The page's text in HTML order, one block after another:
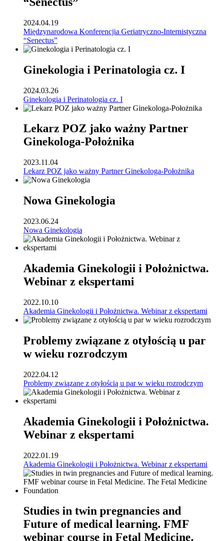
2024.04.19
Międzynarodowa Konferencjia Geriatryczno-Internistyczna
“Senectus”
Ginekologia i Perinatologia cz. I
2024.03.26
Ginekologia i Perinatologia cz. I
Lekarz POZ jako ważny Partner
Ginekologa-Położnika
2023.11.04
Lekarz POZ jako ważny Partner Ginekologa-Położnika
Nowa Ginekologia
2023.06.24
Nowa Ginekologia
Akademia Ginekologii i Położnictwa.
Webinar z ekspertami
2022.10.10
Akademia Ginekologii i Położnictwa. Webinar z ekspertami
Problemy związane z otyłością u par
w wieku rozrodczym
2022.04.12
Problemy związane z otyłością u par w wieku rozrodczym
Akademia Ginekologii i Położnictwa.
Webinar z ekspertami
2022.01.19
Akademia Ginekologii i Położnictwa. Webinar z ekspertami
Studies in twin pregnancies and
Future of medical learning. FMF
webinar course in Fetal Medicine.